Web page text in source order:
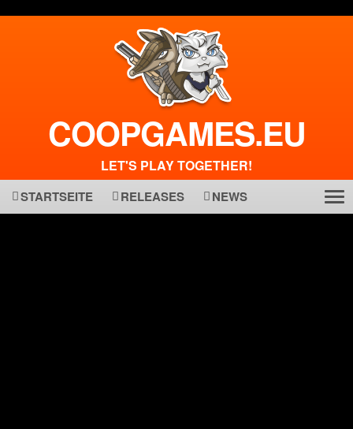
COOPGAMES.EU
LET'S PLAY TOGETHER!
STARTSEITE RELEASES NEWS